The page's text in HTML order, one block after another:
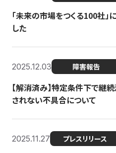
「未来の市場をつくる100社
した
2025.12.03 障害報告
【解消済み】特定条件下で継
されない不具合について
2025.11.27 プレスリリース